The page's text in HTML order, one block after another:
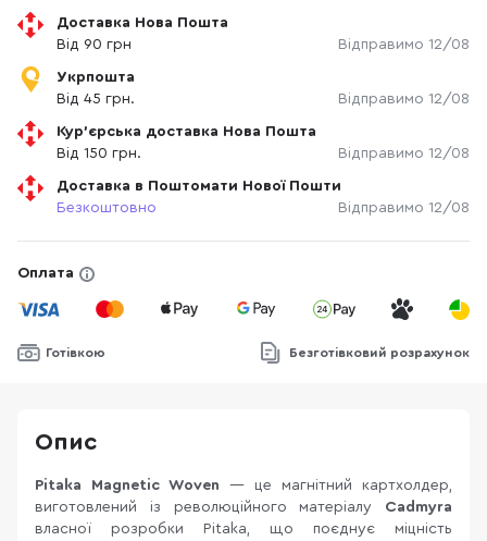
Доставка Нова Пошта
Від 90 грн
Відправимо 12/08
Укрпошта
Від 45 грн.
Відправимо 12/08
Кур'єрська доставка Нова Пошта
Від 150 грн.
Відправимо 12/08
Доставка в Поштомати Нової Пошти
Безкоштовно
Відправимо 12/08
Оплата
Готівкою Безготівковий розрахунок
Опис
Pitaka Magnetic Woven — це магнітний картхолдер,
виготовлений із революційного матеріалу Cadmyra
власної розробки Pitaka, що поєднує міцність